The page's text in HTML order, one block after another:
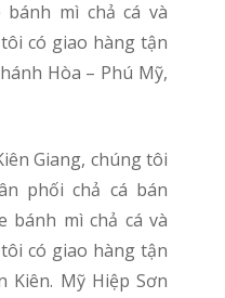
mì chả cá và
có giao hàng tận
Hòa – Phú Mỹ,
phối chả cá bán
bánh mì chả cá và
có giao hàng tận
Kiên. Mỹ Hiệp Sơn